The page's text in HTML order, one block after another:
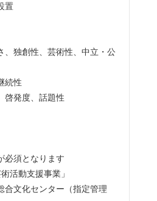
置
、独創性、芸術性、中立・公
続性
啓発度、話題性
須となります
動支援事業」
文化センター（指定管理